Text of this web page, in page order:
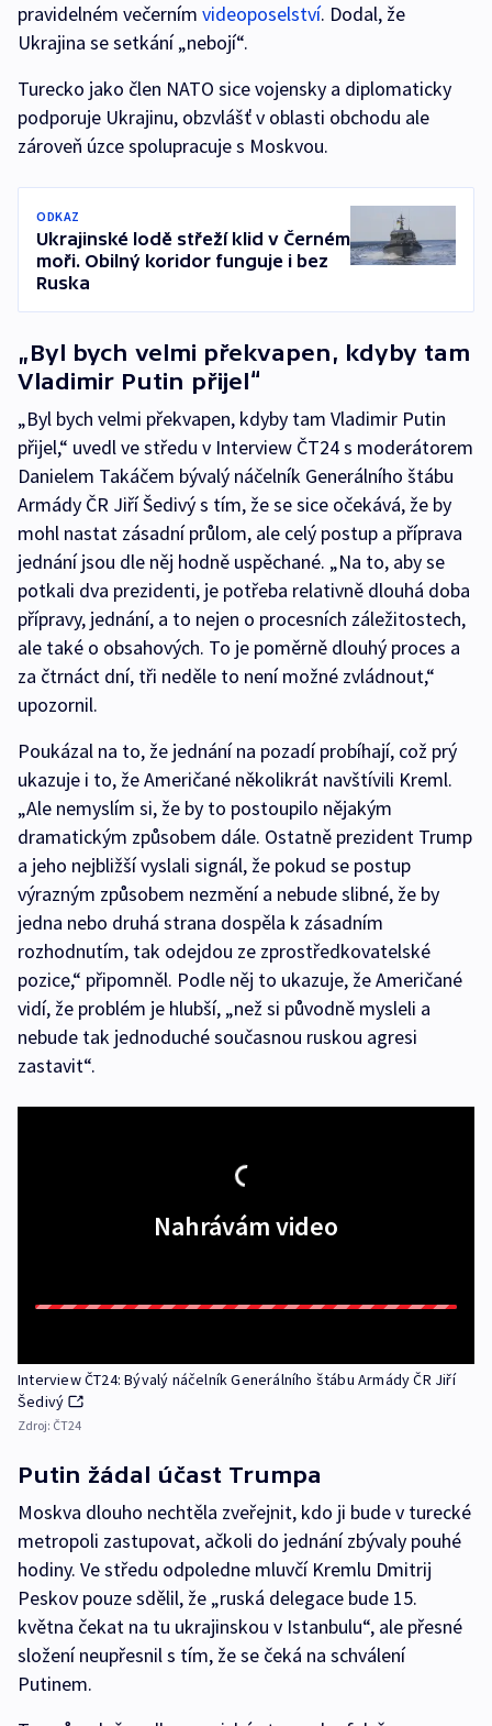
pravidelném večerním videoposelství. Dodal, že
Ukrajina se setkání „nebojí“.
Turecko jako člen NATO sice vojensky a diplomaticky
podporuje Ukrajinu, obzvlášť v oblasti obchodu ale
zároveň úzce spolupracuje s Moskvou.
ODKAZ
Ukrajinské lodě střeží klid v Černém
moři. Obilný koridor funguje i bez
Ruska
„Byl bych velmi překvapen, kdyby tam
Vladimir Putin přijel“
„Byl bych velmi překvapen, kdyby tam Vladimir Putin
přijel,“ uvedl ve středu v Interview ČT24 s moderátorem
Danielem Takáčem bývalý náčelník Generálního štábu
Armády ČR Jiří Šedivý s tím, že se sice očekává, že by
mohl nastat zásadní průlom, ale celý postup a příprava
jednání jsou dle něj hodně uspěchané. „Na to, aby se
potkali dva prezidenti, je potřeba relativně dlouhá doba
přípravy, jednání, a to nejen o procesních záležitostech,
ale také o obsahových. To je poměrně dlouhý proces a
za čtrnáct dní, tři neděle to není možné zvládnout,“
upozornil.
Poukázal na to, že jednání na pozadí probíhají, což prý
ukazuje i to, že Američané několikrát navštívili Kreml.
„Ale nemyslím si, že by to postoupilo nějakým
dramatickým způsobem dále. Ostatně prezident Trump
a jeho nejbližší vyslali signál, že pokud se postup
výrazným způsobem nezmění a nebude slibné, že by
jedna nebo druhá strana dospěla k zásadním
rozhodnutím, tak odejdou ze zprostředkovatelské
pozice,“ připomněl. Podle něj to ukazuje, že Američané
vidí, že problém je hlubší, „než si původně mysleli a
nebude tak jednoduché současnou ruskou agresi
zastavit“.
Nahrávám video
Interview ČT24: Bývalý náčelník Generálního štábu Armády ČR Jiří
Šedivý
Zdroj: ČT24
Putin žádal účast Trumpa
Moskva dlouho nechtěla zveřejnit, kdo ji bude v turecké
metropoli zastupovat, ačkoli do jednání zbývaly pouhé
hodiny. Ve středu odpoledne mluvčí Kremlu Dmitrij
Peskov pouze sdělil, že „ruská delegace bude 15.
května čekat na tu ukrajinskou v Istanbulu“, ale přesné
složení neupřesnil s tím, že se čeká na schválení
Putinem.